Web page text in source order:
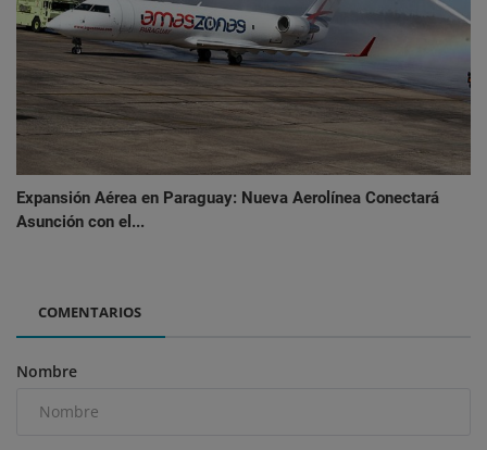
Expansión Aérea en Paraguay: Nueva Aerolínea Conectará
Asunción con el...
COMENTARIOS
Nombre